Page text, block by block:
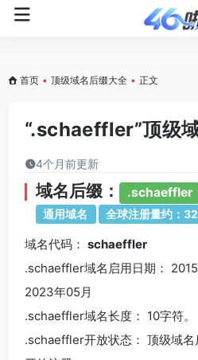
首页 • 顶级域名后缀大全 • 正文
“.schaeffler”顶级
4个月前更新
域名后缀： .schaeffler
通用域名 全球注册量约：32
域名代码： schaeffler
.schaeffler域名 启用日期：
2023年05月
.schaeffler域名长度： 10字符。
.schaeffler开放状态： 顶级域名